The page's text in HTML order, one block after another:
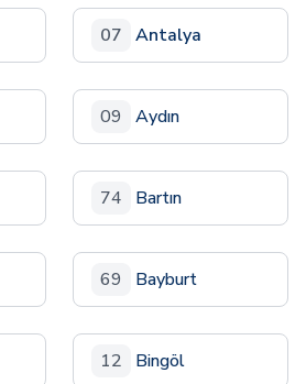
07 Antalya
09 Aydın
74 Bartın
69 Bayburt
12 Bingöl